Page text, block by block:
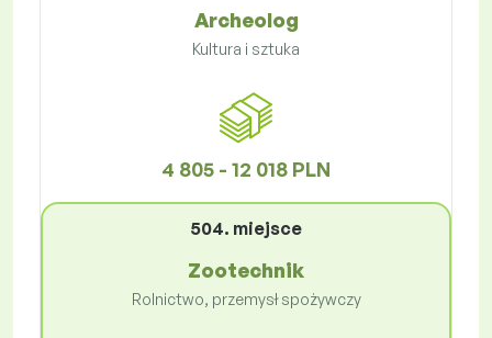
Archeolog
Kultura i sztuka
4 805 - 12 018 PLN
504. miejsce
Zootechnik
Rolnictwo, przemysł spożywczy